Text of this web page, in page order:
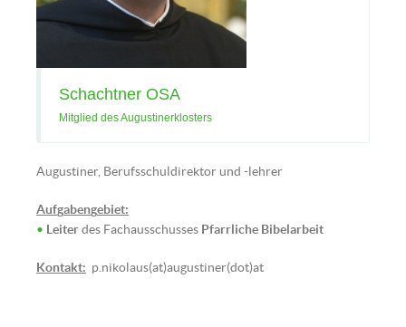
Ing. Peter Schlögl (Bild: © Tobias
Schachtner OSA
Mitglied des Augustinerklosters
Augustiner, Berufsschuldirektor und -lehrer
Aufgabengebiet:
• Leiterdes Fachausschusses Pfarrliche Bibelarbeit
Kontakt: p.nikolaus(at)augustiner(dot)at